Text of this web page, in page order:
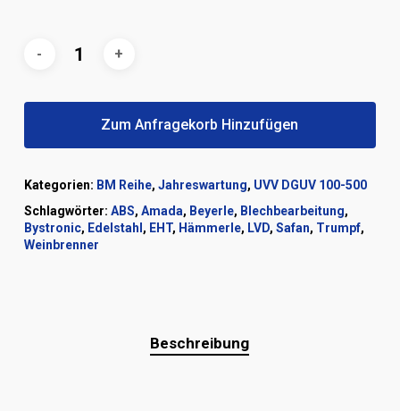
Zum Anfragekorb Hinzufügen
Kategorien: BM Reihe, Jahreswartung, UVV DGUV 100-500
Schlagwörter: ABS, Amada, Beyerle, Blechbearbeitung,
Bystronic, Edelstahl , EHT, Hämmerle, LVD, Safan, Trumpf,
Weinbrenner
Beschreibung